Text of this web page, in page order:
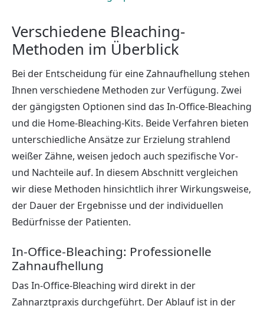
Verschiedene Bleaching-
Methoden im Überblick
Bei der Entscheidung für eine Zahnaufhellung stehen
Ihnen verschiedene Methoden zur Verfügung. Zwei
der gängigsten Optionen sind das In-Office-Bleaching
und die Home-Bleaching-Kits. Beide Verfahren bieten
unterschiedliche Ansätze zur Erzielung strahlend
weißer Zähne, weisen jedoch auch spezifische Vor-
und Nachteile auf. In diesem Abschnitt vergleichen
wir diese Methoden hinsichtlich ihrer Wirkungsweise,
der Dauer der Ergebnisse und der individuellen
Bedürfnisse der Patienten.
In-Office-Bleaching: Professionelle
Zahnaufhellung
Das In-Office-Bleaching wird direkt in der
Zahnarztpraxis durchgeführt. Der Ablauf ist in der